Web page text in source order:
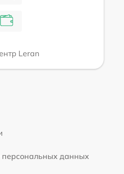
Leran
персональных данных